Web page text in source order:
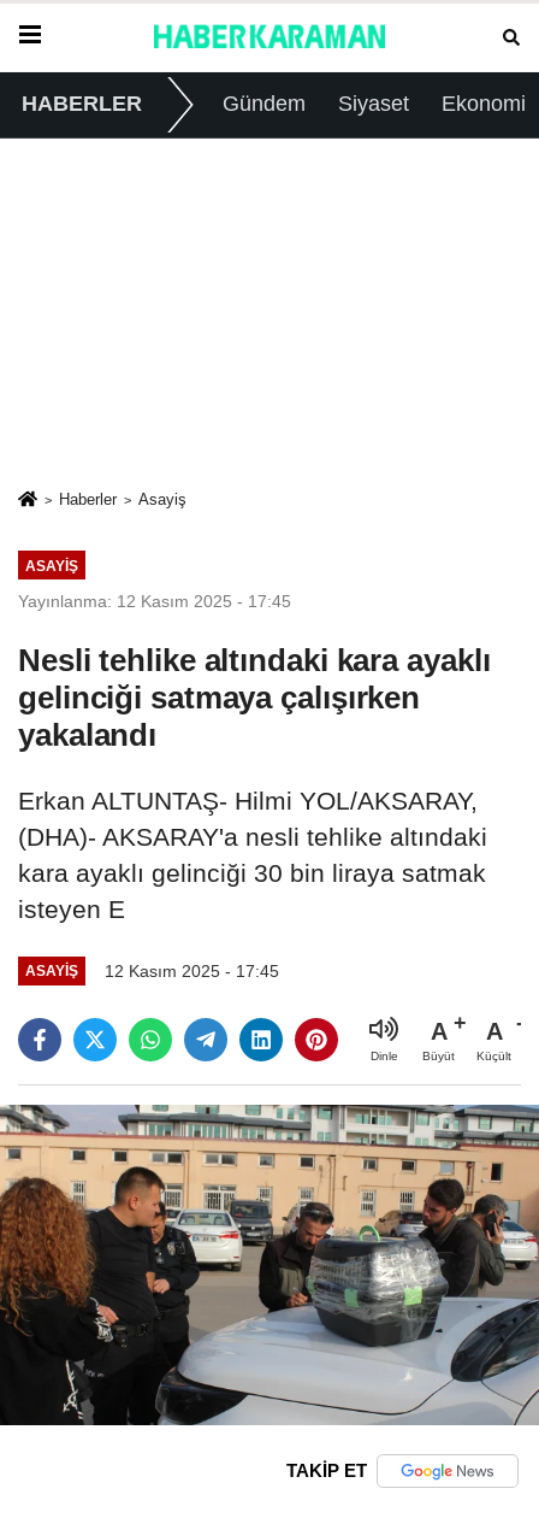
HABERLER Gündem Siyaset Ekonomi
Haberler Asayiş
ASAYIŞ
Yayınlanma: 12 Kasım 2025 - 17:45
Nesli tehlike altındaki kara ayaklı
gelinciği satmaya çalışırken
yakalandı
Erkan ALTUNTAŞ- Hilmi YOL/AKSARAY,
(DHA)- AKSARAY'a nesli tehlike altındaki
kara ayaklı gelinciği 30 bin liraya satmak
isteyen E
ASAYIŞ 12 Kasım 2025 - 17:45
Dinle
A
Büyüt
A
Küçült
TAKİP ET